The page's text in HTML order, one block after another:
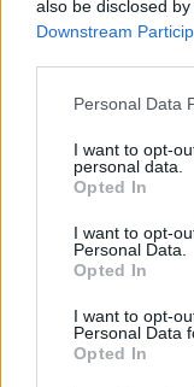
also be disclosed
Downstream
Personal Data
I want to opt-
personal data.
Opted In
I want to opt-
Personal Data.
Opted In
I want to opt-
Personal Data
Opted In
ΑΠΟΨΕΙΣ